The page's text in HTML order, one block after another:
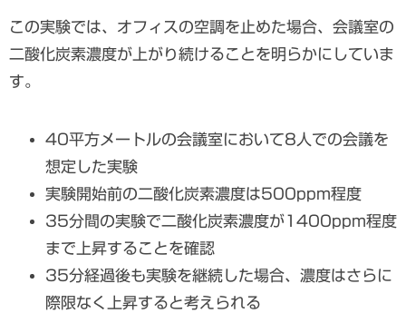
この実験では、オフィスの空調を止めた場合、会議室の
二酸化炭素濃度が上がり続けることを明らかにしていま
す。
40平方メートルの会議室において8人での会議を
想定した実験
実験開始前の二酸化炭素濃度は500ppm程度
35分間の実験で二酸化炭素濃度が1400ppm程度
まで上昇することを確認
35分経過後も実験を継続した場合、濃度はさらに
際限なく上昇すると考えられる